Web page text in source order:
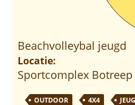
Beachvolleybal jeugd
Locatie:
Sportcomplex
OUTDOOR 4X4